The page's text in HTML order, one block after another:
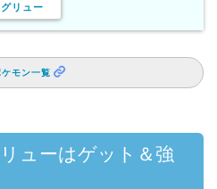
リュー
モン一覧
ューはゲット＆強